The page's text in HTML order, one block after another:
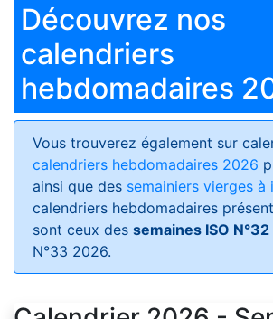
Découvrez nos
calendriers
hebdomadaires
Vous trouverez également sur
calendriers hebdomadaires 2026
ainsi que des semainiers vierges à
calendriers hebdomadaires
sont ceux des semaines ISO
N°33 2026.